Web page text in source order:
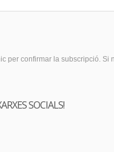
per confirmar la subscripció. Si
SOCIALS!